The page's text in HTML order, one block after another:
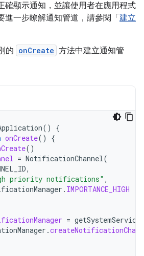
確顯示通知，並讓使用者在應用程式
進一步瞭解通知管道，請參閱「 建立
的 onCreate 方法中建立通知管
()
{
onCreate()
{
()
= NotificationChannel(
,
priority notifications" ,
. IMPORTANCE_HIGH
= getSystemService
.